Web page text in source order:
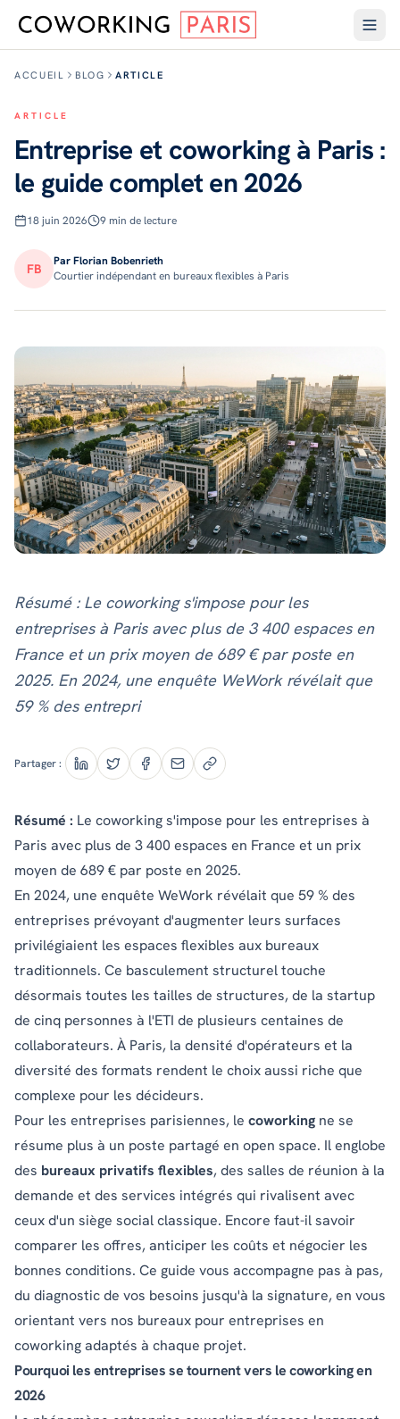
ACCUEIL BLOG ARTICLE
ARTICLE
Entreprise et coworking à Paris :
le guide complet en 2026
18 juin 2026 9min de lecture
FB
Par Florian Bobenrieth
Courtier indépendant en bureaux flexibles à Paris
Résumé : Le coworking s'impose pour les
entreprises à Paris avec plus de 3 400 espaces en
France et un prix moyen de 689 € par poste en
2025. En 2024, une enquête WeWork révélait que
59 % des entrepri
Partager :
Résumé : Le coworking s'impose pour les entreprises à
Paris avec plus de 3 400 espaces en France et un prix
moyen de 689 € par poste en 2025.
En 2024, une enquête WeWork révélait que 59 % des
entreprises prévoyant d'augmenter leurs surfaces
privilégiaient les espaces flexibles aux bureaux
traditionnels. Ce basculement structurel touche
désormais toutes les tailles de structures, de la startup
de cinq personnes à l'ETI de plusieurs centaines de
collaborateurs. À Paris, la densité d'opérateurs et la
diversité des formats rendent le choix aussi riche que
complexe pour les décideurs.
Pour les entreprises parisiennes, le coworking ne se
résume plus à un poste partagé en open space. Il englobe
des bureaux privatifs flexibles, des salles de réunion à la
demande et des services intégrés qui rivalisent avec
ceux d'un siège social classique. Encore faut-il savoir
comparer les offres, anticiper les coûts et négocier les
bonnes conditions. Ce guide vous accompagne pas à pas,
du diagnostic de vos besoins jusqu'à la signature, en vous
orientant vers nos bureaux pour entreprises en
coworkingadaptés à chaque projet.
Pourquoi les entreprises se tournent vers le coworking en
2026